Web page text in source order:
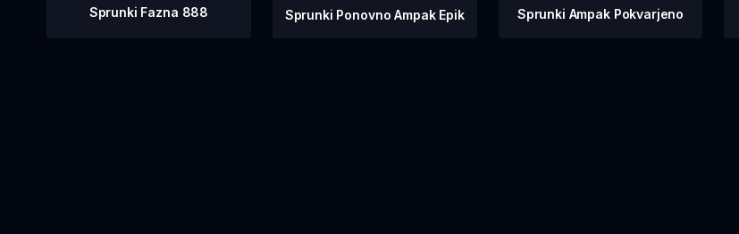
Sprunki Fazna 888 Sprunki Ponovno Ampak Epik Sprunki Ampak Pokvarjeno